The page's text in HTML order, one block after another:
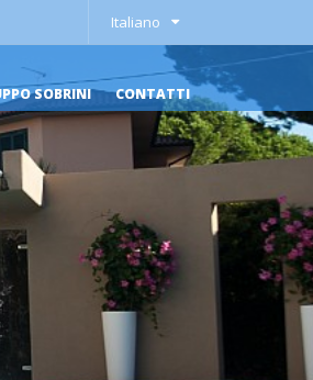
Italiano
SOBRINI CONTATTI